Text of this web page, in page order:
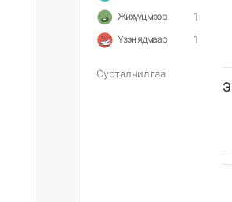
Жихүүцмээр
1
Үзэн ядмаар 1
Сурталчилгаа